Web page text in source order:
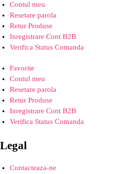
Contul meu
Resetare parola
Retur Produse
Inregistrare Cont B2B
Verifica Status Comanda
Favorite
Contul meu
Resetare parola
Retur Produse
Inregistrare Cont B2B
Verifica Status Comanda
Legal
Contacteaza-ne